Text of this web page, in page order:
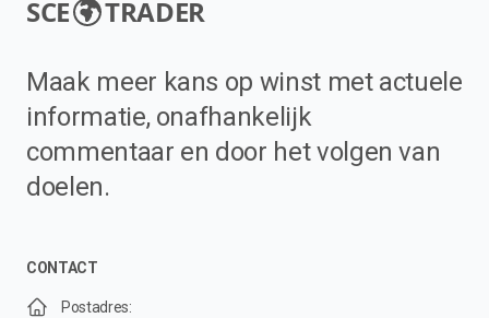
SCE TRADER
Maak meer kans op winst met actuele
informatie, onafhankelijk
commentaar en door het volgen van
doelen.
CONTACT
Postadres: